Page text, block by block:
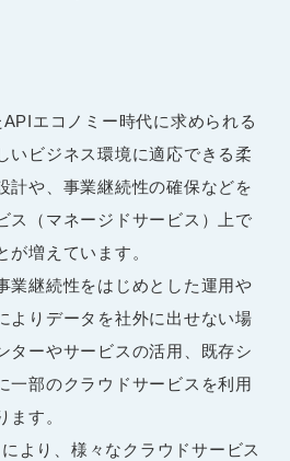
エコノミー時代に求められる
いビジネス環境に適応できる柔
計や、事業継続性の確保などを
ス（マネージドサービス）上で
増えています。
業継続性をはじめとした運用や
よりデータを社外に出せない場
ターやサービスの活用、既存シ
一部のクラウドサービスを利用
ます。
より、様々なクラウドサービス